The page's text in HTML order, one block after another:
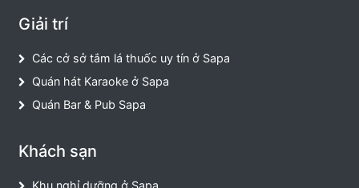
Giải trí
Các cở sở tắm lá thuốc uy tín ở Sapa
Quán hát Karaoke ở Sapa
Quán Bar & Pub Sapa
Khách sạn
Khu nghỉ dưỡng ở Sapa